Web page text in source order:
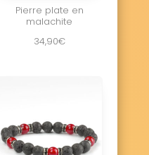
Pierre plate en
malachite
34,90€